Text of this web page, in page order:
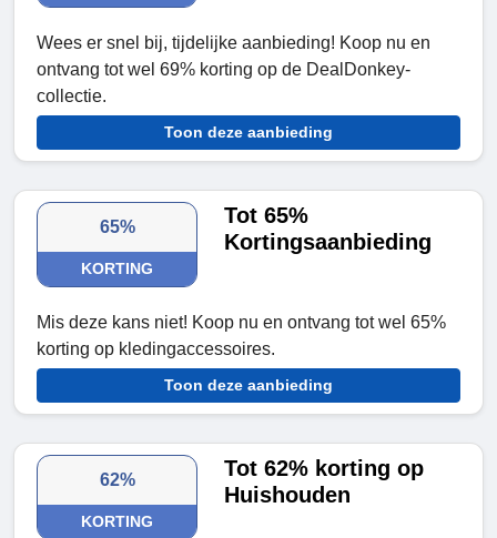
Wees er snel bij, tijdelijke aanbieding! Koop nu en
ontvang tot wel 69% korting op de DealDonkey-
collectie.
Toon deze aanbieding
65%
KORTING
Tot 65%
Kortingsaanbieding
Mis deze kans niet! Koop nu en ontvang tot wel 65%
korting op kledingaccessoires.
Toon deze aanbieding
62%
KORTING
Tot 62% korting op
Huishouden